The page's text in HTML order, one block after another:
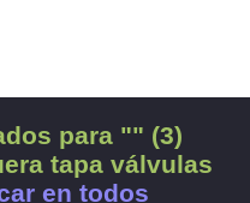
para "" (3)
tapa válvulas
en todos